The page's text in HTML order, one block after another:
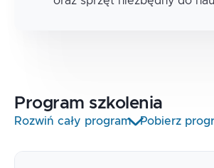
Program szkolenia
Rozwiń cały program Pobierz